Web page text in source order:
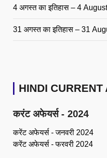
4 अगस्त का इतिहास – 4
31 अगस्त का इतिहास – 31
HINDI CURRENT
करंट अफेयर्स - 2024
करेंट अफेयर्स - जनवरी 2024
करेंट अफेयर्स - फरवरी 2024